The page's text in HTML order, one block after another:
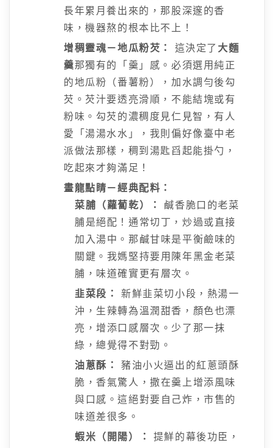
長年累月養出來的，那股深邃的香
味，機器熬的根本比不上！
增稠靈魂－地瓜粉芡：
這決定了 大麵
羹那獨有的「羹」感。必須選用純正
的地瓜粉（番薯粉），加水調勻後勾
芡。芡汁要透亮滑順，不能結塊或有
粉味。勾芡的濃稠度見仁見智，有人
愛「湯湯水水」，我則偏好像臺中老
派做法那樣，稠到湯匙舀起能掛勺，
吃起來才夠滿足！
畫龍點睛－經典配料：
菜脯（蘿蔔乾）：
鹹香脆口的老菜
脯是絕配！通常切丁，炒過或直接
加入湯中。那鹹甘味是平衡鹼味的
關鍵。我媽堅持要用陳年黑金老菜
脯，味道確實更有層次。
韭菜段：
新鮮韭菜切小段，熱湯一
沖，生辣轉為溫潤甜香，顏色也漂
亮，增添口感層次。少了那一抹
綠，總覺得不對勁。
油蔥酥：
豬油小火逼出的紅蔥頭酥
脆，香氣驚人，撒在羹上增添風味
與口感。這絕對要自己炸，市售的
味道差很多。
蝦米（開陽）：
提鮮的幕後功臣，